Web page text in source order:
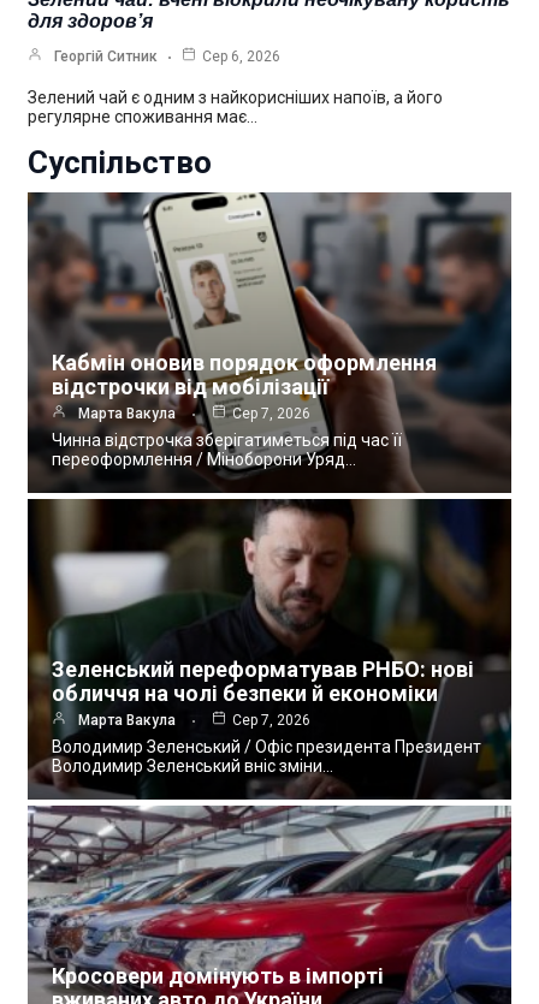
для здоров’я
Георгій Ситник Сер 6, 2026
Зелений чай є одним з найкорисніших напоїв, а його
регулярне споживання має…
Суспільство
Кабмін оновив порядок оформлення
відстрочки від мобілізації
Марта Вакула Сер 7, 2026
Чинна відстрочка зберігатиметься під час її
переоформлення / Міноборони Уряд…
Зеленський переформатував РНБО: нові
обличчя на чолі безпеки й економіки
Марта Вакула Сер 7, 2026
Володимир Зеленський / Офіс президента Президент
Володимир Зеленський вніс зміни…
Кросовери домінують в імпорті